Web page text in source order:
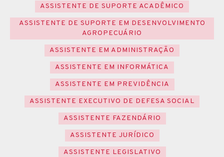
ASSISTENTE DE SUPORTE ACADÊMICO
ASSISTENTE DE SUPORTE EM DESENVOLVIMENTO
AGROPECUÁRIO
ASSISTENTE EM ADMINISTRAÇÃO
ASSISTENTE EM INFORMÁTICA
ASSISTENTE EM PREVIDÊNCIA
ASSISTENTE EXECUTIVO DE DEFESA SOCIAL
ASSISTENTE FAZENDÁRIO
ASSISTENTE JURÍDICO
ASSISTENTE LEGISLATIVO